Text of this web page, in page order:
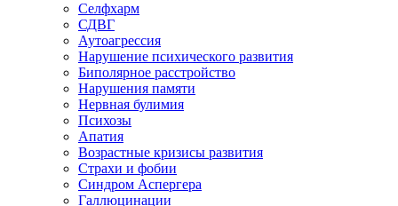
Селфхарм
СДВГ
Аутоагрессия
Нарушение психического развития
Биполярное расстройство
Нарушения памяти
Нервная булимия
Психозы
Апатия
Возрастные кризисы развития
Страхи и фобии
Синдром Аспергера
Галлюцинации